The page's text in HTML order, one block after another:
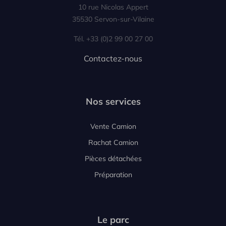
10 rue Nicolas Appert
35530 Servon-sur-Vilaine
Tél. +33 (0)2 99 00 27 00
Contactez-nous
Nos services
Vente Camion
Rachat Camion
Pièces détachées
Préparation
Le parc